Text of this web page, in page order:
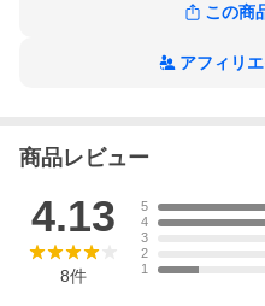
別途ご案内させていただきま
KWC製のCO2ガスブローバッ
ックは異次元と言っても良い強
リコイルスプリングもその後退
スライドとアウターバレルがメ
樹脂製。
レーザー刻印がスライドに入っ
力ある50口径のフォルムのデ
ックでしかもフルオート駆動す
この商
アフィリ
商品レビュー
4.13
8件
5
4
3
2
1